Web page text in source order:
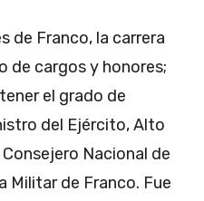
de Franco, la carrera
de cargos y honores;
el grado de
del Ejército, Alto
Nacional de
Militar de Franco. Fue